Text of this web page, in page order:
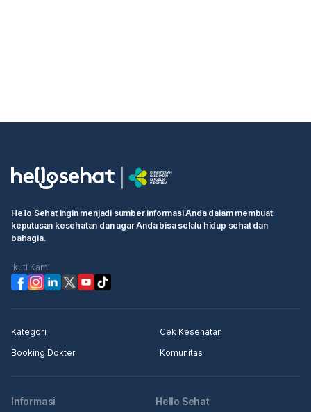
Hello Sehat ingin menjadi sumber informasi Anda dalam membuat
keputusan kesehatan dan agar Anda bisa selalu hidup sehat dan
bahagia.
Ikuti Kami
Kategori
Cek Kesehatan
Booking Dokter
Komunitas
Informasi Hello Sehat